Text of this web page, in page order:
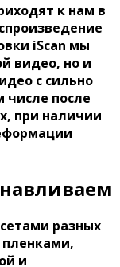
к нам в
iScan мы
видео, но и
с сильно
после
при наличии
разных
и